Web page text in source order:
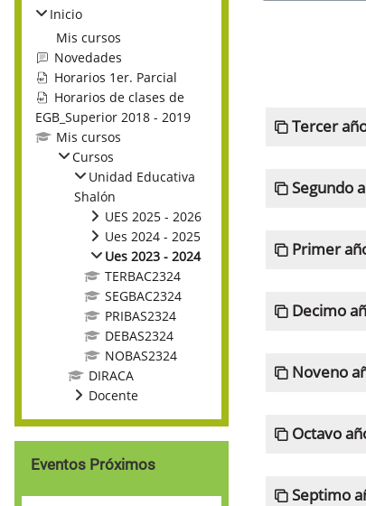
Inicio
Mis cursos
Novedades
Horarios 1er. Parcial
Horarios de clases de
EGB_Superior 2018 - 2019
Mis cursos
Cursos
Unidad Educativa
Shalón
UES 2025 - 2026
Ues 2024 - 2025
Ues 2023 - 2024
TERBAC2324
SEGBAC2324
PRIBAS2324
DEBAS2324
NOBAS2324
DIRACA
Docente
Eventos Próximos
Tercer
Segundo
Primer
Decimo
Noveno
Octavo
Septimo